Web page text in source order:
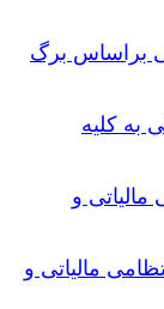
براساس برگ
کلیه
و
مالیاتی و